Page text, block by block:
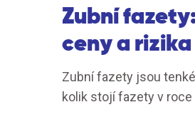
Zubní
ceny a rizika
Zubní fazety jsou
kolik stojí fazety v roce